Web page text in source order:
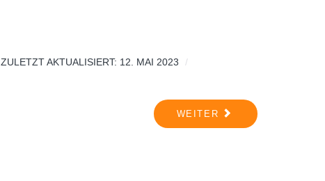
ZULETZT AKTUALISIERT: 12. MAI 2023
WEITER